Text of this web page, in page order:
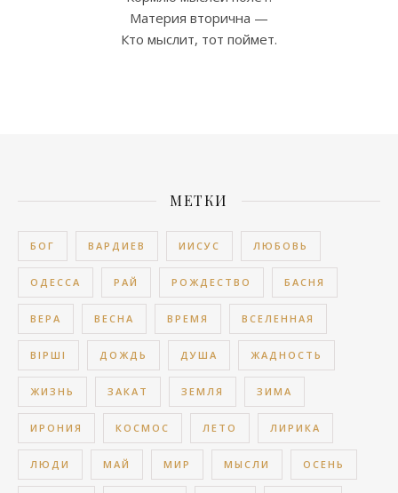
Материя вторична —
Кто мыслит, тот поймет.
МЕТКИ
БОГ ВАРДИЕВ ИИСУС ЛЮБОВЬ
ОДЕССА РАЙ РОЖДЕСТВО БАСНЯ
ВЕРА ВЕСНА ВРЕМЯ ВСЕЛЕННАЯ
ВІРШІ ДОЖДЬ ДУША ЖАДНОСТЬ
ЖИЗНЬ ЗАКАТ ЗЕМЛЯ ЗИМА
ИРОНИЯ КОСМОС ЛЕТО ЛИРИКА
ЛЮДИ МАЙ МИР МЫСЛИ ОСЕНЬ